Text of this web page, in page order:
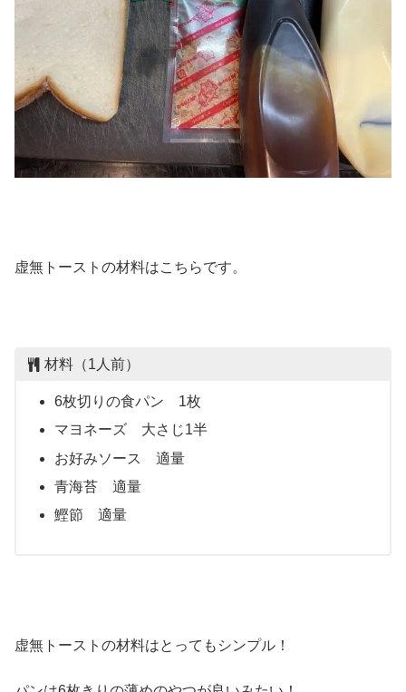
虚無トーストの材料はこちらです。
材料（1人前）
6枚切りの食パン 1枚
マヨネーズ 大さじ1半
お好みソース 適量
青海苔 適量
鰹節 適量
虚無トーストの材料はとってもシンプル！